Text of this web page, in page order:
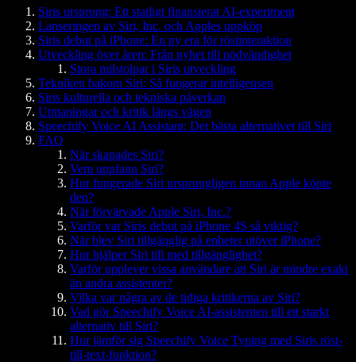
Siris ursprung: Ett statligt finansierat AI-experiment
Lanseringen av Siri, Inc. och Apples uppköp
Siris debut på iPhone: En ny era för röstinteraktion
Utveckling över åren: Från nyhet till nödvändighet
Stora milstolpar i Siris utveckling
Tekniken bakom Siri: Så fungerar intelligensen
Siris kulturella och tekniska påverkan
Utmaningar och kritik längs vägen
Speechify Voice AI Assistant: Det bästa alternativet till Siri
FAQ
När skapades Siri?
Vem uppfann Siri?
Hur fungerade Siri ursprungligen innan Apple köpte
den?
När förvärvade Apple Siri, Inc.?
Varför var Siris debut på iPhone 4S så viktig?
När blev Siri tillgänglig på enheter utöver iPhone?
Hur hjälper Siri till med tillgänglighet?
Varför upplever vissa användare att Siri är mindre exakt
än andra assistenter?
Vilka var några av de tidiga kritikerna av Siri?
Vad gör Speechify Voice AI-assistenten till ett starkt
alternativ till Siri?
Hur jämför sig Speechify Voice Typing med Siris röst-
till-text-funktion?